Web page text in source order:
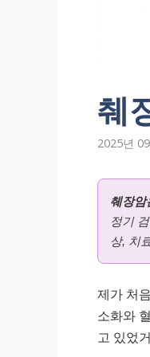
췌
2025년
췌장암
정기
상, 치
제가 처
소화와
고 있었